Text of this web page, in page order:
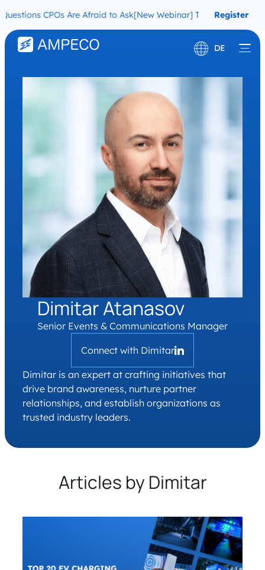
CPOs Are Afraid to Ask[New Webinar] The MigrationRegister
Now
DE
English
Dimitar Atanasov
Senior Events & Communications Manager
Connect with Dimitar
Dimitar is an expert at crafting initiatives that
drive brand awareness, nurture partner
relationships, and establish organizations as
trusted industry leaders.
Articles by Dimitar